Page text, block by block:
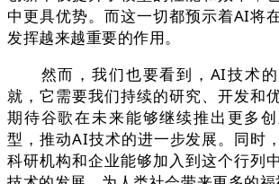
中更具优势。而这一切都预示着AI将
发挥越来越重要的作用。
然而，我们也要看到，AI技术的
就，它需要我们持续的研究、开发和
期待谷歌在未来能够继续推出更多
型，推动AI技术的进一步发展。同时
科研机构和企业能够加入到这个行列